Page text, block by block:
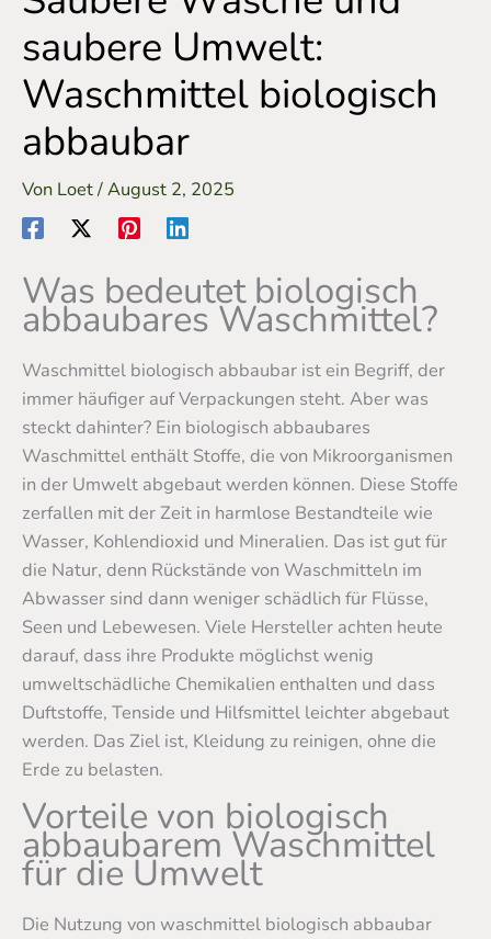
saubere Umwelt:
Waschmittel biologisch
abbaubar
Von Loet/August 2, 2025
Was bedeutet biologisch
abbaubares Waschmittel?
Waschmittel biologisch abbaubar ist ein Begriff, der
immer häufiger auf Verpackungen steht. Aber was
steckt dahinter? Ein biologisch abbaubares
Waschmittel enthält Stoffe, die von Mikroorganismen
in der Umwelt abgebaut werden können. Diese Stoffe
zerfallen mit der Zeit in harmlose Bestandteile wie
Wasser, Kohlendioxid und Mineralien. Das ist gut für
die Natur, denn Rückstände von Waschmitteln im
Abwasser sind dann weniger schädlich für Flüsse,
Seen und Lebewesen. Viele Hersteller achten heute
darauf, dass ihre Produkte möglichst wenig
umweltschädliche Chemikalien enthalten und dass
Duftstoffe, Tenside und Hilfsmittel leichter abgebaut
werden. Das Ziel ist, Kleidung zu reinigen, ohne die
Erde zu belasten.
Vorteile von biologisch
abbaubarem Waschmittel
für die Umwelt
Die Nutzung von waschmittel biologisch abbaubar